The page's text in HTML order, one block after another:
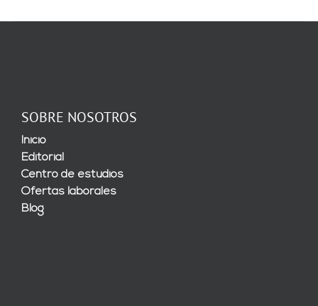
SOBRE NOSOTROS
Inicio
Editorial
Centro de estudios
Ofertas laborales
Blog